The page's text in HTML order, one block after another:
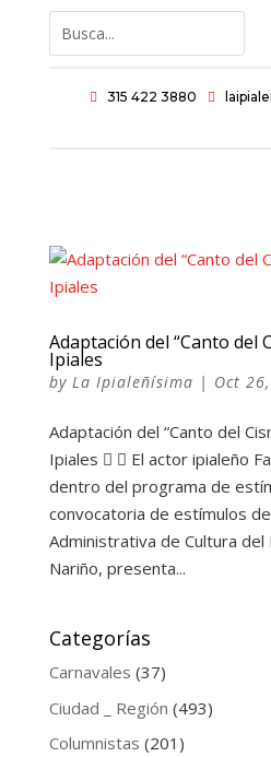
 315 422 3880 
Adaptación del “Canto del
Ipiales
by La Ipialeñísima | Oct
Adaptación del “Canto del
Ipiales   El actor ipialeño
dentro del programa de
convocatoria de estímulos
Administrativa de Cultura
Nariño, presenta...
Categorías
Carnavales (37)
Ciudad _ Región (493)
Columnistas (201)